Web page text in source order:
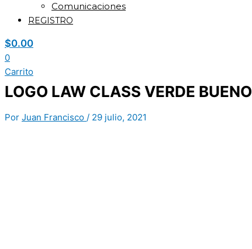
Comunicaciones
REGISTRO
$0.00
0
Carrito
LOGO LAW CLASS VERDE BUENO
Por Juan Francisco / 29 julio, 2021